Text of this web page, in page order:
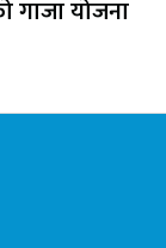
गाजा योजना